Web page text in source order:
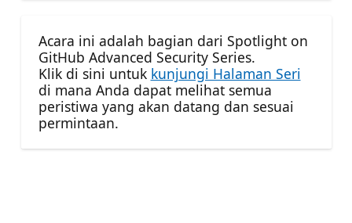
Acara ini adalah bagian dari Spotlight on
GitHub Advanced Security Series.
Klik di sini untuk kunjungi Halaman Seri
di mana Anda dapat melihat semua
peristiwa yang akan datang dan sesuai
permintaan.